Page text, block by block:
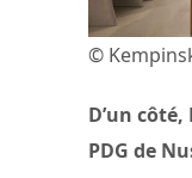
©
D’un
PDG de